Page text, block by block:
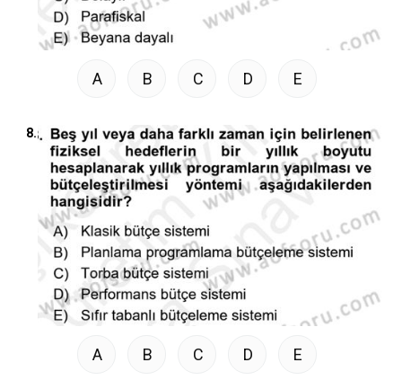
A B C D E
8.
A B C D E